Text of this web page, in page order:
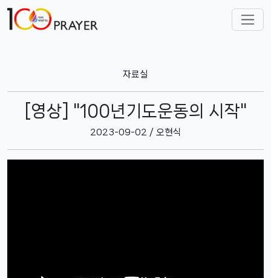
자료실
[영상] "100년기도운동의 시작"
2023-09-02 / 오현식